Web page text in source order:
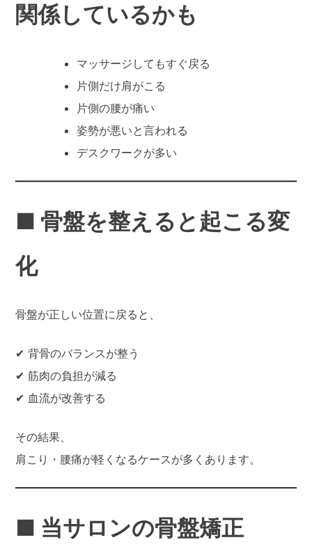
関係しているかも
マッサージしてもすぐ戻る
片側だけ肩がこる
片側の腰が痛い
姿勢が悪いと言われる
デスクワークが多い
■ 骨盤を整えると起こる変
化
骨盤が正しい位置に戻ると、
✔ 背骨のバランスが整う
✔ 筋肉の負担が減る
✔ 血流が改善する
その結果、
肩こり・腰痛が軽くなるケースが多くあります。
■ 当サロンの骨盤矯正